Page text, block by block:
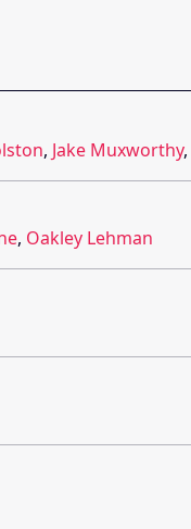
, Jake Muxworthy,
, Oakley Lehman